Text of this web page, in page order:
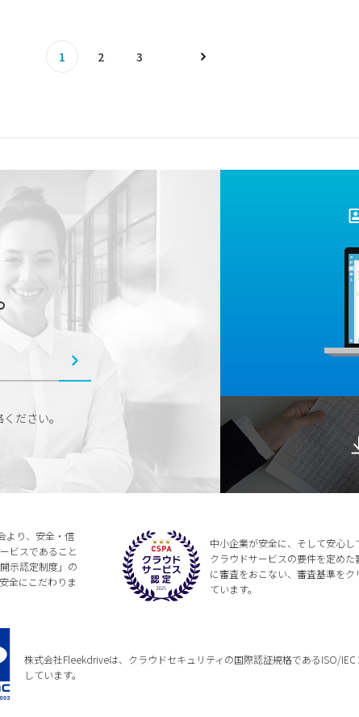
1 2 3
ださい。
より、安全・信
ビスであること
示認定制度」の
全にこだわりま
中小企業が安全に、そして安心
クラウドサービスの要件を定め
に審査をおこない、審査基準を
ています。
株式会社Fleekdriveは、クラウドセキュリティの国際認証規格であるISO/IEC
しています。